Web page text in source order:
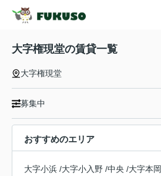
大字権現堂の賃貸一覧
大字権現堂
募集中
おすすめのエリア
大字小浜 /大字小入野 /中央 /大字本岡